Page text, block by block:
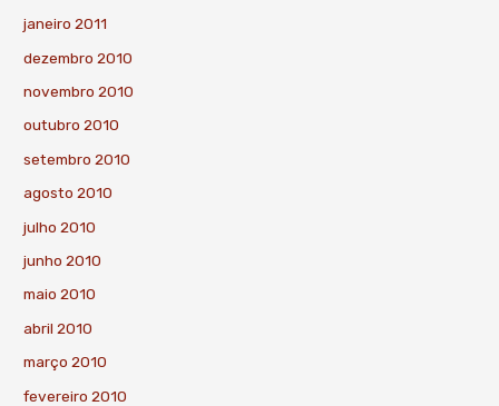
janeiro 2011
dezembro 2010
novembro 2010
outubro 2010
setembro 2010
agosto 2010
julho 2010
junho 2010
maio 2010
abril 2010
março 2010
fevereiro 2010